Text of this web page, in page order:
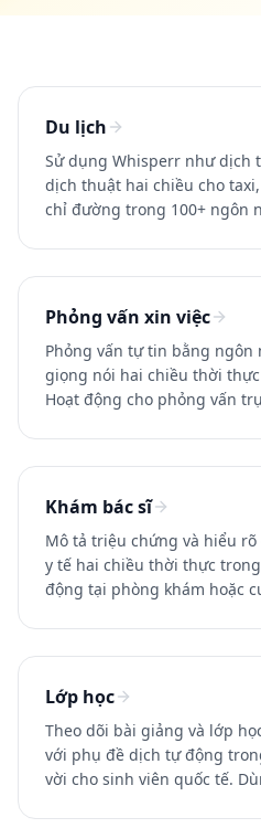
Du lịch
Sử dụng Whisperr như dịch
dịch thuật hai chiều cho
chỉ đường trong 100+ ngôn
Phỏng vấn xin việc
Phỏng vấn tự tin bằng
giọng nói hai chiều thời
Hoạt động cho phỏng vấn
Khám bác sĩ
Mô tả triệu chứng và hiểu
y tế hai chiều thời thực
động tại phòng khám hoặc
Lớp học
Theo dõi bài giảng và lớp
với phụ đề dịch tự động
vời cho sinh viên quốc tế.